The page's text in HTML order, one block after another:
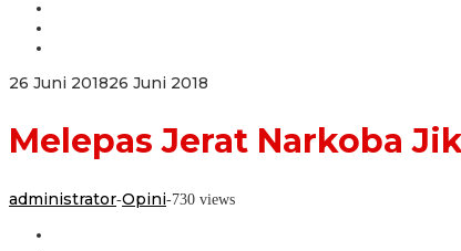
26 Juni 201826 Juni 2018
Melepas Jerat Narkoba
administrator-Opini-730 views